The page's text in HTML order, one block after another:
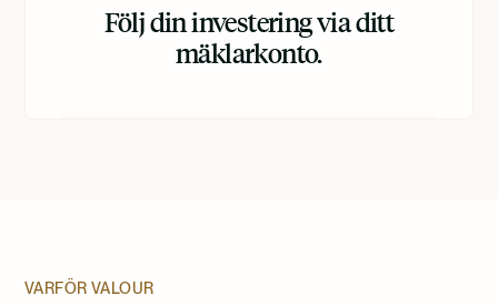
Följ din investering via ditt
mäklarkonto.
VARFÖR VALOUR